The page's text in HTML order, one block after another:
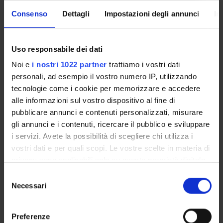
Consenso Dettagli Impostazioni degli annunci
Uso responsabile dei dati
Noi e i nostri 1022 partner trattiamo i vostri dati
personali, ad esempio il vostro numero IP, utilizzando
tecnologie come i cookie per memorizzare e accedere
alle informazioni sul vostro dispositivo al fine di
pubblicare annunci e contenuti personalizzati, misurare
gli annunci e i contenuti, ricercare il pubblico e sviluppare
i servizi. Avete la possibilità di scegliere chi utilizza i
vostri dati e per quali scopi. Le vostre scelte in materia di
modificare o revocare il proprio consenso in qualsiasi
momento dalla Dichiarazione sui cookie o facendo clic
delNecessari
Preferenze
Degree Programme
Notices
Governing bodies
Rete formativa
OFFERTA FORMATIVA
CORSI DI LAUREA
CORSI DI LAUREA MAGISTRALE